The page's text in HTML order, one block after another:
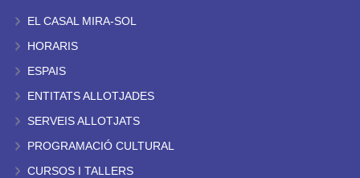
EL CASAL MIRA-SOL
HORARIS
ESPAIS
ENTITATS ALLOTJADES
SERVEIS ALLOTJATS
PROGRAMACIÓ CULTURAL
CURSOS I TALLERS